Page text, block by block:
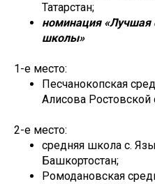
Татарстан;
номинация «Лучшая
школы»
1-е место:
Песчанокопская
Алисова Ростовской
2-е место:
средняя школа с.
Башкортостан;
Ромодановская